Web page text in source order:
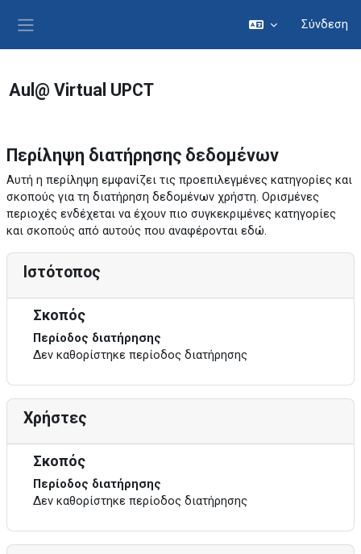
Σύνδεση
Aul@ Virtual UPCT
Περίληψη διατήρησης δεδομένων
Αυτή η περίληψη εμφανίζει τις προεπιλεγμένες κατηγορίες και
σκοπούς για τη διατήρηση δεδομένων χρήστη. Ορισμένες
περιοχές ενδέχεται να έχουν πιο συγκεκριμένες κατηγορίες
και σκοπούς από αυτούς που αναφέρονται εδώ.
Ιστότοπος
Σκοπός
Περίοδος διατήρησης
Δεν καθορίστηκε περίοδος διατήρησης
Χρήστες
Σκοπός
Περίοδος διατήρησης
Δεν καθορίστηκε περίοδος διατήρησης